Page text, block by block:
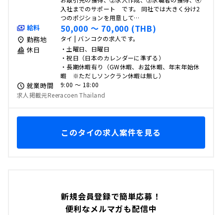
新規会員登録で簡単応募！
便利なメルマガも配信中
入社までのサポート です。 同社では大きく分け2
つのポジションを用意して…
給料 50,000 〜 70,000 (THB)
勤務地 タイ | バンコクの求人です。
休日
・土曜日、日曜日
・祝日（日本のカレンダーに準ずる）
・長期休暇有り（GW休暇、お盆休暇、年末年始休
暇 ※ただしソンクラン休暇は無し）
就業時間
9:00 〜 18:00
求人掲載元Reeracoen Thailand
このタイの求人案件を見る